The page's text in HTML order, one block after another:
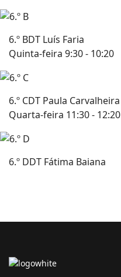
6.º BDT Luís Faria
Quinta-feira 9:30 - 10:20
6.º CDT Paula Carvalheira
Quarta-feira 11:30 - 12:20
6.º DDT Fátima Baiana